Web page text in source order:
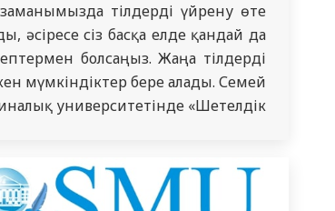
заманымызда тілдерді үйрену өте
әсіресе сіз басқа елде қандай да
болсаңыз. Жаңа тілдерді
мүмкіндіктер бере алады. Семей
университетінде «Шетелдік
студенттер біздің елде
өту үшін және күнделікті